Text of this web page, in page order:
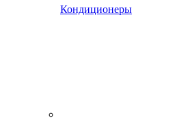
Кондиционеры